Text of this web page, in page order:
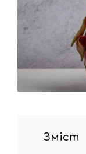
Зміст